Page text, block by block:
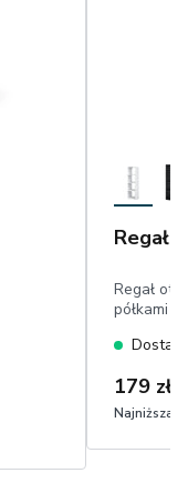
Regał
Regał
półkami
179 zł
Najniższa